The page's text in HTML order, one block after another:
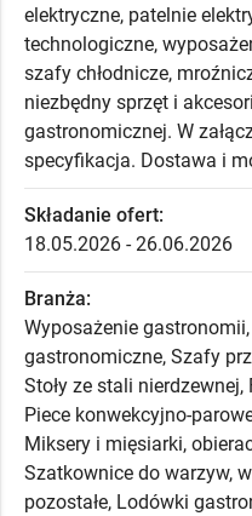
elektryczne, patelnie
technologiczne,
szafy chłodnicze,
niezbędny sprzęt i
gastronomicznej. W
specyfikacja. Dostawa i
Składanie ofert:
18.05.2026 - 26.06.2026
Branża:
Wyposażenie
gastronomiczne, Szafy
Stoły ze stali nierdzewnej,
Piece konwekcyjno-
Miksery i mięsiarki,
Szatkownice do warzyw,
pozostałe, Lodówki